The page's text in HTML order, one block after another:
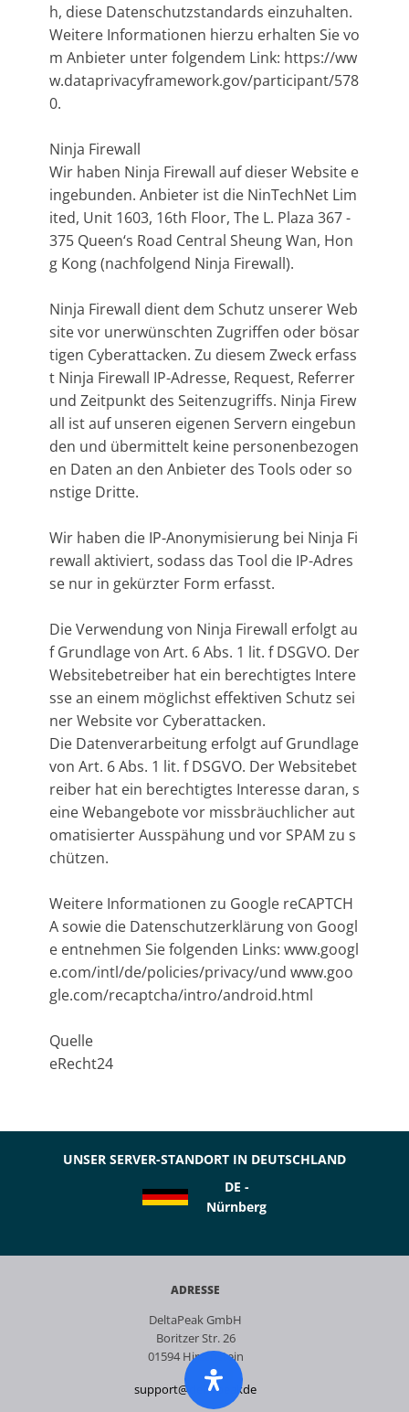
h, diese Datenschutzstandards einzuhalten.
Weitere Informationen hierzu erhalten Sie vo
m Anbieter unter folgendem Link: https://ww
w.dataprivacyframework.gov/participant/578
0.
Ninja Firewall
Wir haben Ninja Firewall auf dieser Website e
ingebunden. Anbieter ist die NinTechNet Lim
ited, Unit 1603, 16th Floor, The L. Plaza 367 -
375 Queen‘s Road Central Sheung Wan, Hon
g Kong (nachfolgend Ninja Firewall).
Ninja Firewall dient dem Schutz unserer Web
site vor unerwünschten Zugriffen oder bösar
tigen Cyberattacken. Zu diesem Zweck erfass
t Ninja Firewall IP-Adresse, Request, Referrer
und Zeitpunkt des Seitenzugriffs. Ninja Firew
all ist auf unseren eigenen Servern eingebun
den und übermittelt keine personenbezogen
en Daten an den Anbieter des Tools oder so
nstige Dritte.
Wir haben die IP-Anonymisierung bei Ninja Fi
rewall aktiviert, sodass das Tool die IP-Adres
se nur in gekürzter Form erfasst.
Die Verwendung von Ninja Firewall erfolgt au
f Grundlage von Art. 6 Abs. 1 lit. f DSGVO. Der
Websitebetreiber hat ein berechtigtes Intere
sse an einem möglichst effektiven Schutz sei
ner Website vor Cyberattacken.
Die Datenverarbeitung erfolgt auf Grundlage
von Art. 6 Abs. 1 lit. f DSGVO. Der Websitebet
reiber hat ein berechtigtes Interesse daran, s
eine Webangebote vor missbräuchlicher aut
omatisierter Ausspähung und vor SPAM zu s
chützen.
Weitere Informationen zu Google reCAPTCH
A sowie die Datenschutzerklärung von Googl
e entnehmen Sie folgenden Links: www.googl
e.com/intl/de/policies/privacy/und www.goo
gle.com/recaptcha/intro/android.html
Quelle
eRecht24
UNSER SERVER-STANDORT IN DEUTSCHLAND
DE -
Nürnberg
ADRESSE
DeltaPeak GmbH
Boritzer Str. 26
01594 Hirschstein
support@deltapeakde